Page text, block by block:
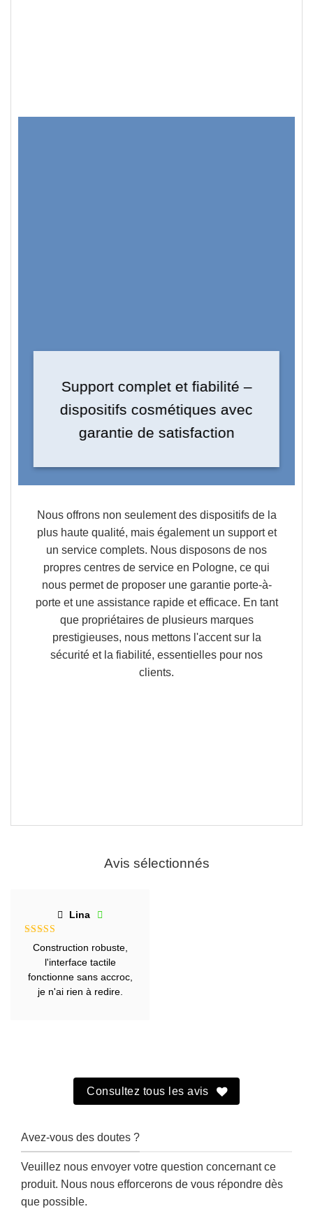
Support complet et fiabilité –
dispositifs cosmétiques avec
garantie de satisfaction
Nous offrons non seulement des dispositifs de la
plus haute qualité, mais également un support et
un service complets. Nous disposons de nos
propres centres de service en Pologne, ce qui
nous permet de proposer une garantie porte-à-
porte et une assistance rapide et efficace. En tant
que propriétaires de plusieurs marques
prestigieuses, nous mettons l'accent sur la
sécurité et la fiabilité, essentielles pour nos
clients.
Avis sélectionnés
Lina
Note
sur
Construction robuste,
l'interface tactile
fonctionne sans accroc,
je n'ai rien à redire.
Consultez tous les avis
Avez-vous des doutes ?
Veuillez nous envoyer votre question concernant ce
produit. Nous nous efforcerons de vous répondre dès
que possible.